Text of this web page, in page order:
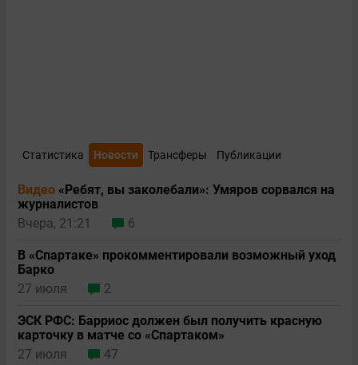
Статистика Новости Трансферы Публикации
Видео «Ребят, вы заколебали»: Умяров сорвался на
журналистов
Вчера, 21:21
6
В «Спартаке» прокомментировали возможный уход
Барко
27 июля
2
ЭСК РФС: Барриос должен был получить красную
карточку в матче со «Спартаком»
27 июля
47